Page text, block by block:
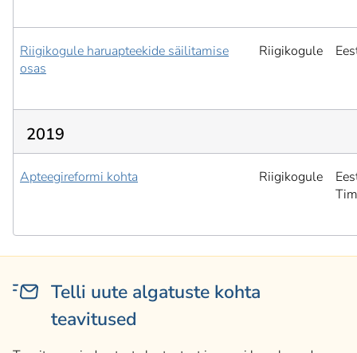
Riigikogule haruapteekide säilitamise
osas
Riigikogule
2019
Apteegireformi kohta Riigikogule
Telli uute algatuste kohta
teavitused